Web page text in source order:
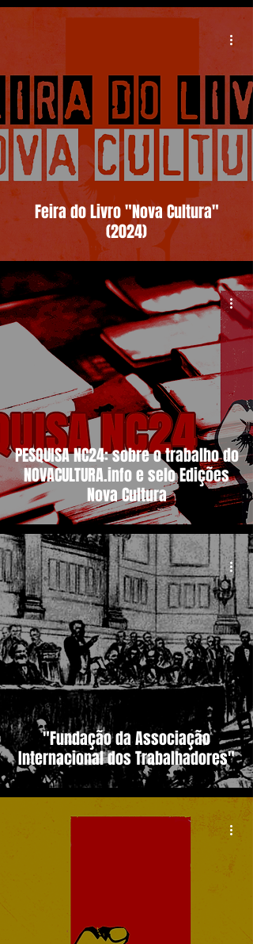
Feira do Livro "Nova Cultura"
(2024)
PESQUISA NC24: sobre o trabalho do
NOVACULTURA.info e selo Edições
Nova Cultura
"Fundação da Associação
Internacional dos Trabalhadores"